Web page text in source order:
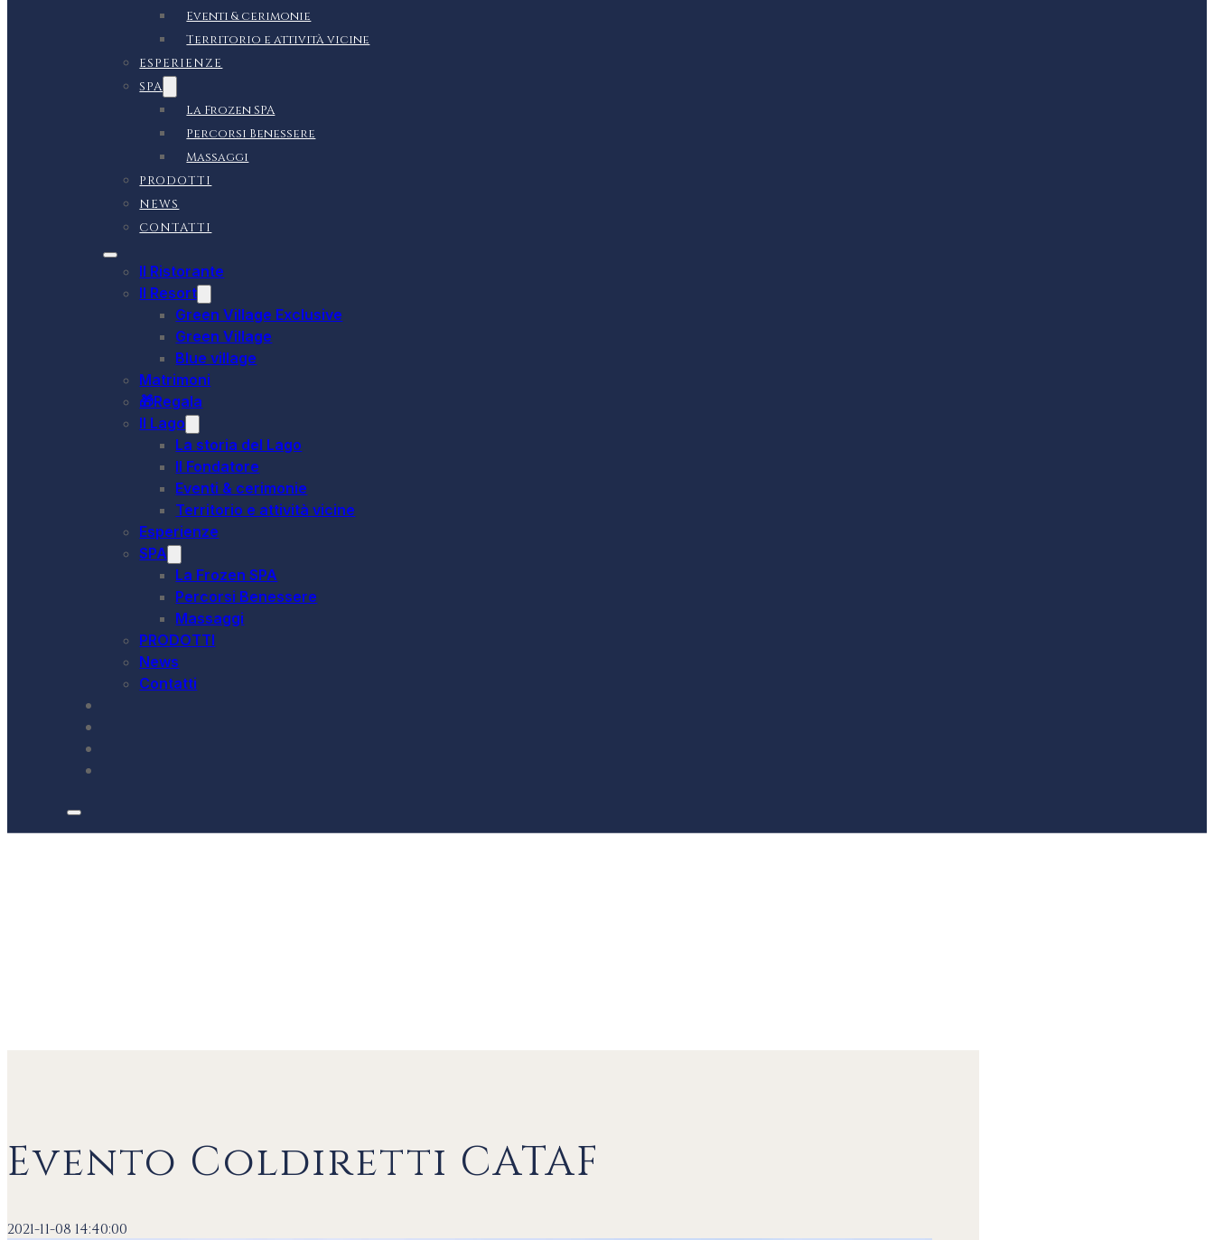
Eventi & cerimonie
Territorio e attività vicine
ESPERIENZE
SPA
La Frozen SPA
Percorsi Benessere
Massaggi
PRODOTTI
NEWS
CONTATTI
Il Ristorante
Il Resort
Green Village Exclusive
Green Village
Blue village
Matrimoni
🎁Regala
Il Lago
La storia del Lago
Il Fondatore
Eventi & cerimonie
Territorio e attività vicine
Esperienze
SPA
La Frozen SPA
Percorsi Benessere
Massaggi
PRODOTTI
News
Contatti
Evento Coldiretti CATAF
2021-11-08 14:40:00